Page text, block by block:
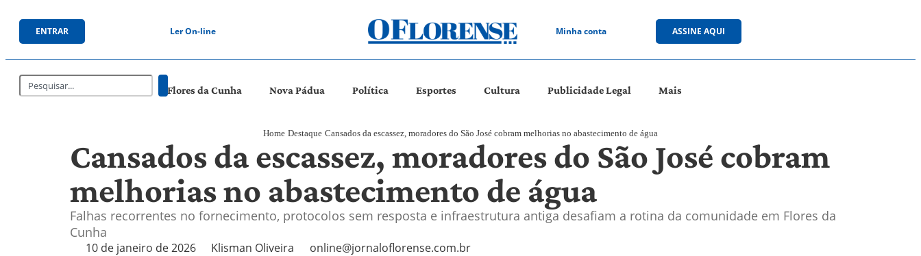
ENTRAR Ler On-line Minha conta ASSINE AQUI
Flores da Cunha Nova Pádua Política Esportes Cultura Publicidade Legal Mais
Home Destaque Cansados da escassez, moradores do São José cobram melhorias no abastecimento de água
Cansados da escassez, moradores do São José cobram
melhorias no abastecimento de água
Falhas recorrentes no fornecimento, protocolos sem resposta e infraestrutura antiga desafiam a rotina da comunidade em Flores da
Cunha
10 de janeiro de 2026 Klisman Oliveira online@jornaloflorense.com.br